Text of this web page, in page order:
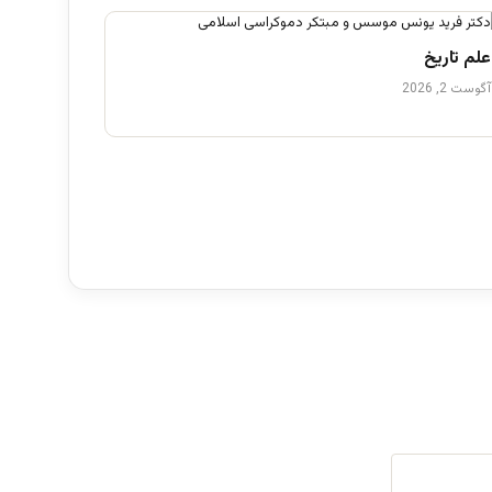
علم تاریخ
آگوست 2, 2026